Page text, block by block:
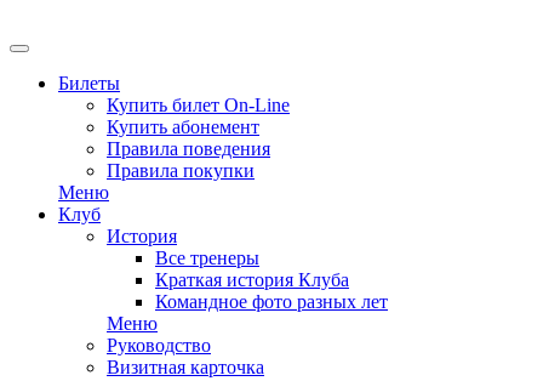
Билеты
Купить билет On-Line
Купить абонемент
Правила поведения
Правила покупки
Меню
Клуб
История
Все тренеры
Краткая история Клуба
Командное фото разных лет
Меню
Руководство
Визитная карточка